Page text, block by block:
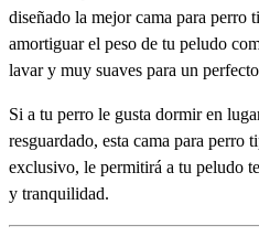
diseñado la mejor cama para perro
amortiguar el peso de tu peludo
lavar y muy suaves para un
Si a tu perro le gusta dormir en
resguardado, esta cama para perro
exclusivo, le permitirá a tu peludo
y tranquilidad.